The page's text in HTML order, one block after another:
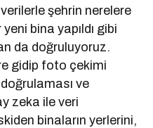
şehrin nerelere
bina yapıldı gibi
da doğruluyoruz.
gidip foto çekimi
ve
zeka ile veri
binaların yerlerini,